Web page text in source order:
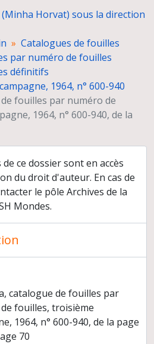
de fouilles par locus
et listes du matériel archéologique
de terrain
d'objets
d'objets
et planches-contacts
photographiques
fouilles
et gestion de la mission
de publications
fouilles de Ben Shemen
française en Iran
Paléorient
Horvat) sous la direction
Catalogues de fouilles
par numéro de fouilles
définitifs
1964, n° 600-940
fouilles par numéro de
1964, n° 600-940, de la
ce dossier sont en accès
du droit d'auteur. En cas de
le pôle Archives de la
Mondes.
catalogue de fouilles par
fouilles, troisième
1964, n° 600-940, de la page
70